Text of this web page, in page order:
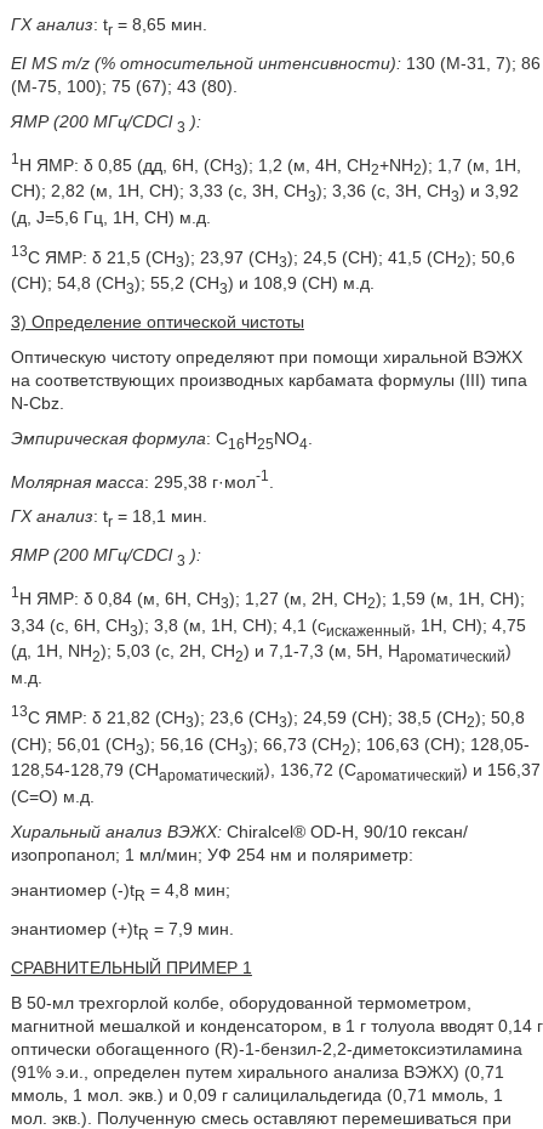
ГХ анализ: tr= 8,65 мин.
EI MS m/z (% относительной интенсивности): 130 (М-31, 7); 86
(М-75, 100); 75 (67); 43 (80).
ЯМР (200 МГц/CDCl 3 ):
1 Н ЯМР: δ 0,85 (дд, 6Н, (СН3); 1,2 (м, 4Н, СН2+NH2); 1,7 (м, 1Н,
СН); 2,82 (м, 1Н, СН); 3,33 (с, 3Н, СН3); 3,36 (с, 3Н, СН3) и 3,92
(д, J=5,6 Гц, 1Н, СН) м.д.
13С ЯМР: δ 21,5 (СН3); 23,97 (СН3); 24,5 (СН); 41,5 (СН2); 50,6
(СН); 54,8 (СН3); 55,2 (СН3) и 108,9 (СН) м.д.
3) Определение оптической чистоты
Оптическую чистоту определяют при помощи хиральной ВЭЖХ
на соответствующих производных карбамата формулы (III) типа
N-Cbz.
Эмпирическая формула: C16H25NO4
Молярная масса: 295,38 г·мол-1
ГХ анализ: tr= 18,1 мин.
ЯМР (200 МГц/CDCl 3 ):
1 Н ЯМР: δ 0,84 (м, 6Н, СН3); 1,27 (м, 2Н, СН2); 1,59 (м, 1Н, СН);
3,34 (с, 6Н, СН3); 3,8 (м, 1Н, СН); 4,1 (сискаженный
, 1Н, СН); 4,75
(д, 1Н, NH2); 5,03 (с, 2Н, СН2) и 7,1-7,3 (м, 5Н, Нароматический)
м.д.
13С ЯМР: δ 21,82 (СН3); 23,6 (СН3); 24,59 (СН); 38,5 (СН2); 50,8
(СН); 56,01 (СН3); 56,16 (СН3); 66,73 (СН2); 106,63 (СН); 128,05-
128,54-128,79 (СНароматический), 136,72 (Сароматический) и 156,37
(С=О) м.д.
Хиральный анализ ВЭЖХ: Chiralcel® OD-H, 90/10 гексан/
изопропанол; 1 мл/мин; УФ 254 нм и поляриметр:
энантиомер (-)tR = 4,8 мин;
энантиомер (+)tR = 7,9 мин.
СРАВНИТЕЛЬНЫЙ ПРИМЕР 1
В 50-мл трехгорлой колбе, оборудованной термометром,
магнитной мешалкой и конденсатором, в 1 г толуола вводят 0,14 г
оптически обогащенного (R)-1-бензил-2,2-диметоксиэтиламина
(91% э.и., определен путем хирального анализа ВЭЖХ) (0,71
ммоль, 1 мол. экв.) и 0,09 г салицилальдегида (0,71 ммоль, 1
мол. экв.). Полученную смесь оставляют перемешиваться при